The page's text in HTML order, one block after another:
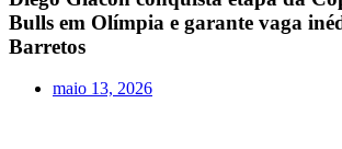
Bulls em Olímpia e garante vaga
Barretos
maio 13, 2026